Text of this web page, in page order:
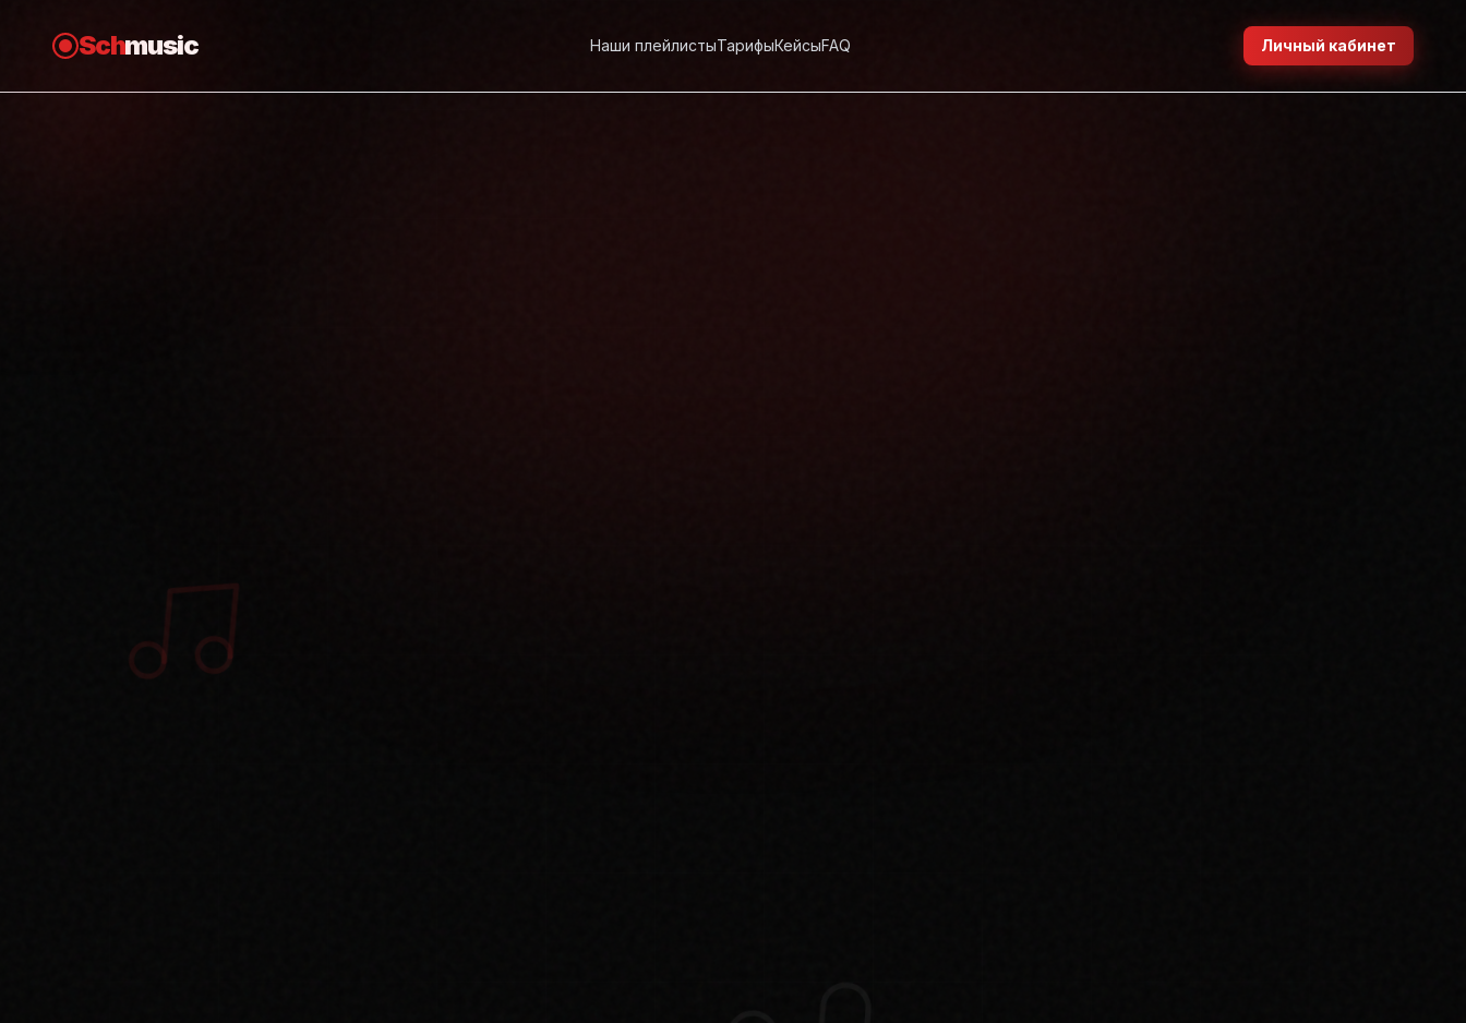
Schmusic Наши плейлистыТарифыКейсыFAQ Личный кабинет